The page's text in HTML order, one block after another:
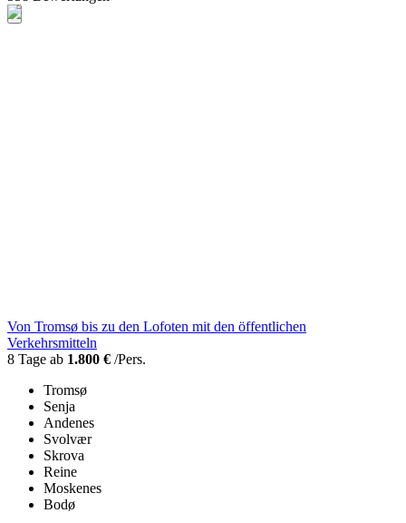
Von Tromsø bis zu den Lofoten mit den öffentlichen
Verkehrsmitteln
8 Tage ab 1.800 € /Pers.
Tromsø
Senja
Andenes
Svolvær
Skrova
Reine
Moskenes
Bodø